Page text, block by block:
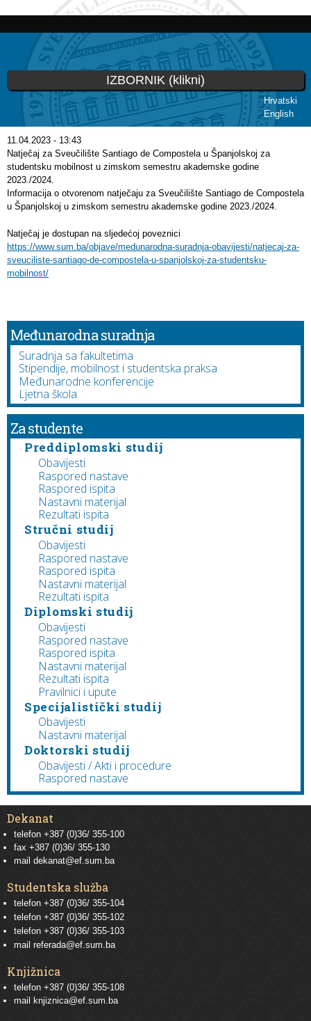
Skoči
glavni
sadržaj
Hrvatski
English
IZBORNIK (klikni)
Vi ste ovdje
11.04.2023 - 13:43
Natječaj za Sveučilište Santiago de Compostela u Španjolskoj za
studentsku mobilnost u zimskom semestru akademske godine
2023./2024.
Informacija o otvorenom natječaju za Sveučilište Santiago de Compostela
u Španjolskoj u zimskom semestru akademske godine 2023./2024.
Natječaj je dostupan na sljedećoj poveznici
https://www.sum.ba/objave/medunarodna-suradnja-obavijesti/natjecaj-za-
sveuciliste-santiago-de-compostela-u-spanjolskoj-za-studentsku-
mobilnost/
Međunarodna suradnja
Suradnja sa fakultetima
Stipendije, mobilnost i studentska praksa
Međunarodne konferencije
Ljetna škola
Za studente
Preddiplomski studij
Obavijesti
Raspored nastave
Raspored ispita
Nastavni materijal
Rezultati ispita
Stručni studij
Obavijesti
Raspored nastave
Raspored ispita
Nastavni materijal
Rezultati ispita
Diplomski studij
Obavijesti
Raspored nastave
Raspored ispita
Nastavni materijal
Rezultati ispita
Pravilnici i upute
Specijalistički studij
Obavijesti
Nastavni materijal
Doktorski studij
Obavijesti / Akti i procedure
Raspored nastave
Dekanat
telefon +387 (0)36/ 355-100
fax +387 (0)36/ 355-130
mail dekanat@ef.sum.ba
Studentska služba
telefon +387 (0)36/ 355-104
telefon +387 (0)36/ 355-102
telefon +387 (0)36/ 355-103
mail referada@ef.sum.ba
Knjižnica
telefon +387 (0)36/ 355-108
mail
knjiznica@ef.sum.ba